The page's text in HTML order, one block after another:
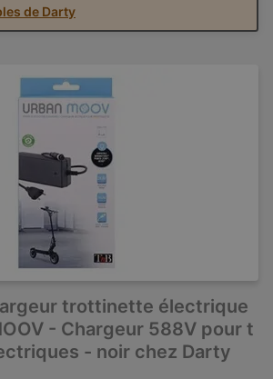
de Darty
trottinette électrique
- Chargeur 588V pour t
- noir chez Darty